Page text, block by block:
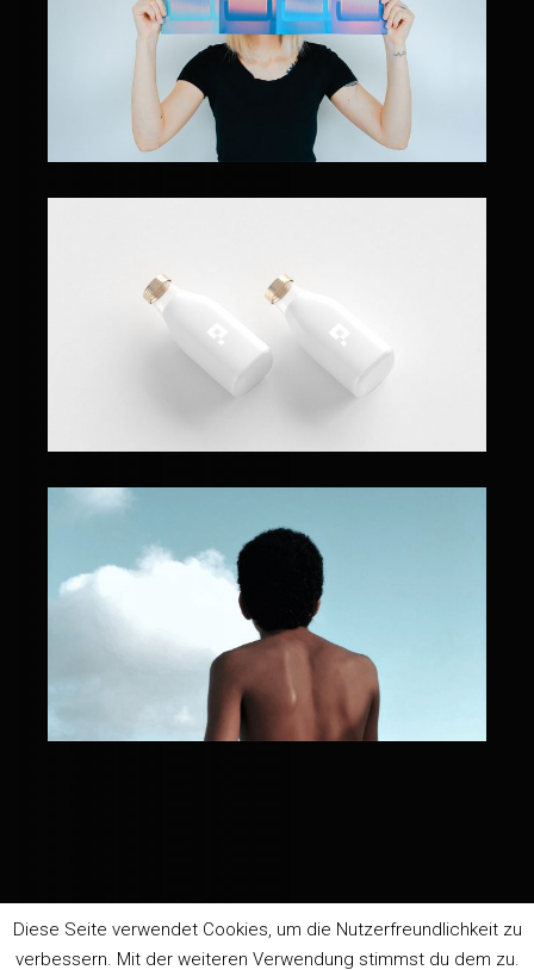
Next project
Diese Seite verwendet Cookies, um die Nutzerfreundlichkeit zu
verbessern. Mit der weiteren Verwendung stimmst du dem zu.